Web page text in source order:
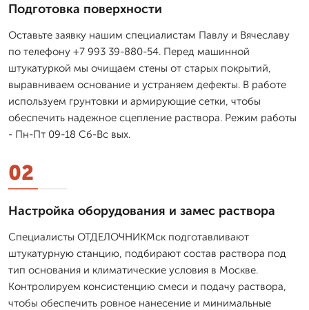
Подготовка поверхности
Оставьте заявку нашим специалистам Павлу и Вячеславу
по телефону +7 993 39-880-54. Перед машинной
штукатуркой мы очищаем стены от старых покрытий,
выравниваем основание и устраняем дефекты. В работе
используем грунтовки и армирующие сетки, чтобы
обеспечить надежное сцепление раствора. Режим работы
- Пн-Пт 09-18 Сб-Вс вых.
02
Настройка оборудования и замес раствора
Специалисты ОТДЕЛОЧНИКМск подготавливают
штукатурную станцию, подбирают состав раствора под
тип основания и климатические условия в Москве.
Контролируем консистенцию смеси и подачу раствора,
чтобы обеспечить ровное нанесение и минимальные